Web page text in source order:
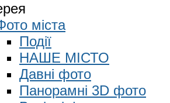
міста
Події
НАШЕ МІСТО
Давні фото
Панорамні 3D фото